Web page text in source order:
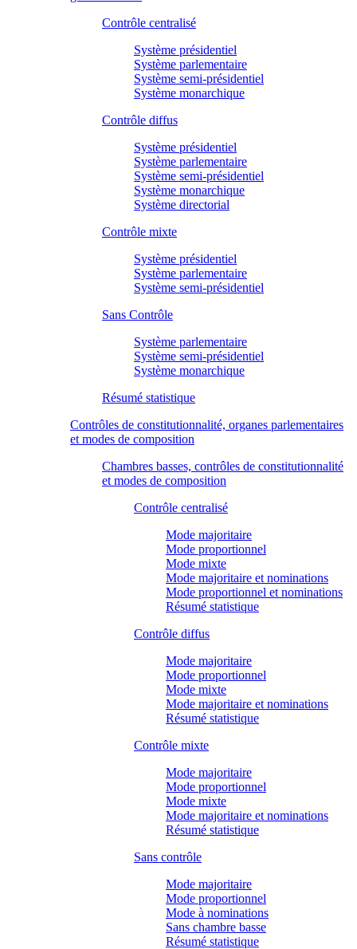
Contrôle centralisé
Système présidentiel
Système parlementaire
Système semi-présidentiel
Système monarchique
Contrôle diffus
Système présidentiel
Système parlementaire
Système semi-présidentiel
Système monarchique
Système directorial
Contrôle mixte
Système présidentiel
Système parlementaire
Système semi-présidentiel
Sans Contrôle
Système parlementaire
Système semi-présidentiel
Système monarchique
Résumé statistique
Contrôles de constitutionnalité, organes parlementaires
et modes de composition
Chambres basses, contrôles de constitutionnalité
et modes de composition
Contrôle centralisé
Mode majoritaire
Mode proportionnel
Mode mixte
Mode majoritaire et nominations
Mode proportionnel et nominations
Résumé statistique
Contrôle diffus
Mode majoritaire
Mode proportionnel
Mode mixte
Mode majoritaire et nominations
Résumé statistique
Contrôle mixte
Mode majoritaire
Mode proportionnel
Mode mixte
Mode majoritaire et nominations
Résumé statistique
Sans contrôle
Mode majoritaire
Mode proportionnel
Mode à nominations
Sans chambre basse
Résumé statistique